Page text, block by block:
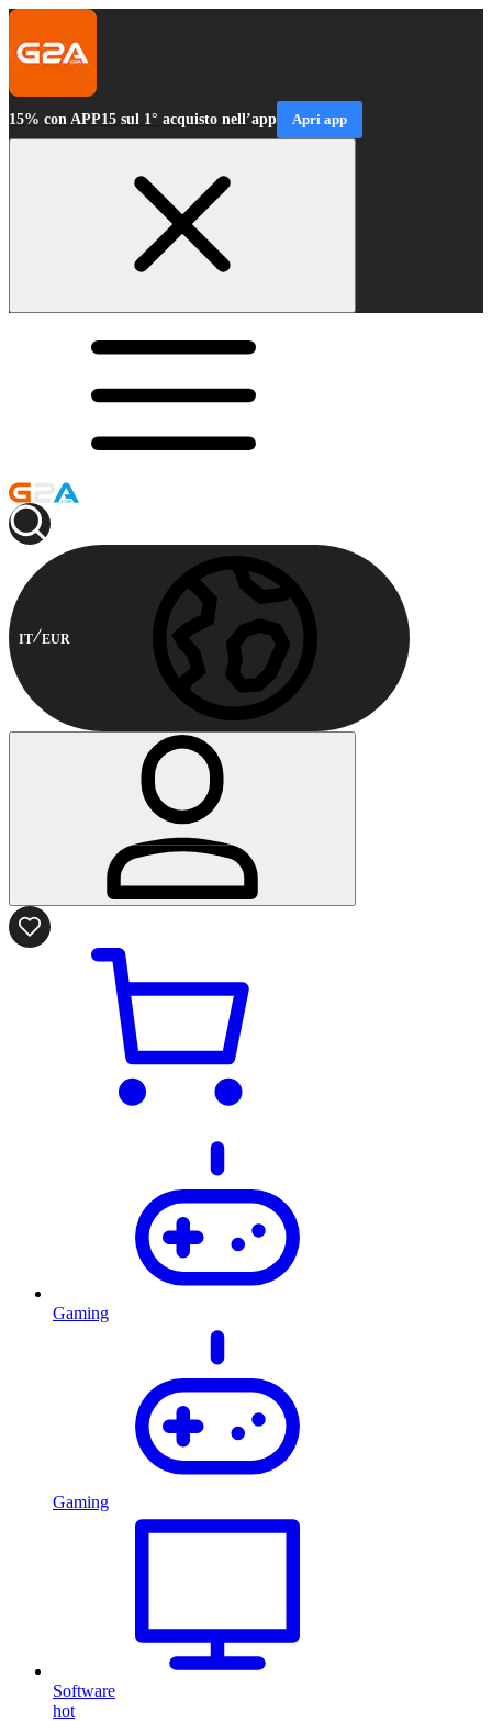
15% con APP15 sul 1° acquisto nell’app Apri app
IT EUR
Gaming
Gaming
Software
hot